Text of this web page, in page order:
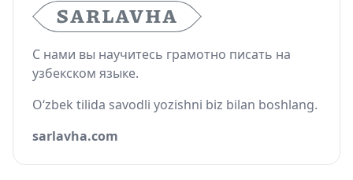
С нами вы научитесь грамотно писать на
узбекском языке.
O‘zbek tilida savodli yozishni biz bilan boshlang.
sarlavha.com